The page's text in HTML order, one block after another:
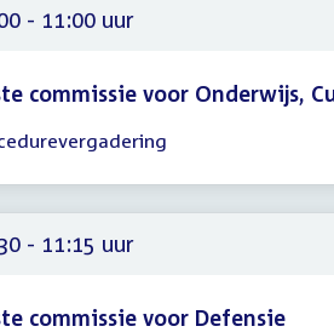
- 11:00 uur
commissie voor Onderwijs,
- 11:15 uur
commissie voor Defensie